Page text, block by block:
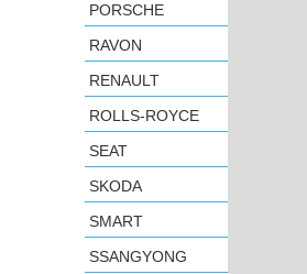
PORSCHE
RAVON
RENAULT
ROLLS-ROYCE
SEAT
SKODA
SMART
SSANGYONG